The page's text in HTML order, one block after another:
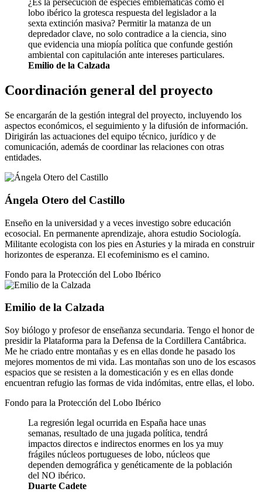
¿Es la persecución de especies emblemáticas como el
lobo ibérico la grotesca respuesta del legislador a la
sexta extinción masiva? Permitir la matanza de un
depredador clave, no solo contradice a la ciencia, sino
que evidencia una miopía política que confunde gestión
ambiental con capitulación ante intereses particulares.
Emilio de la Calzada
Coordinación general del proyecto
Se encargarán de la gestión integral del proyecto, incluyendo los
aspectos económicos, el seguimiento y la difusión de información.
Dirigirán las actuaciones del equipo técnico, jurídico y de
comunicación, además de coordinar las relaciones con otras
entidades.
Ángela Otero del Castillo
Enseño en la universidad y a veces investigo sobre educación
ecosocial. En permanente aprendizaje, ahora estudio Sociología.
Militante ecologista con los pies en Asturies y la mirada en construir
horizontes de esperanza. El ecofeminismo es el camino.
Fondo para la Protección del Lobo Ibérico
Emilio de la Calzada
Soy biólogo y profesor de enseñanza secundaria. Tengo el honor de
presidir la Plataforma para la Defensa de la Cordillera Cantábrica.
Me he criado entre montañas y es en ellas donde he pasado los
mejores momentos de mi vida. Las montañas son uno de los escasos
espacios que se resisten a la domesticación y es en ellas donde
encuentran refugio las formas de vida indómitas, entre ellas, el lobo.
Fondo para la Protección del Lobo Ibérico
La regresión legal ocurrida en España hace unas
semanas, resultado de una jugada política, tendrá
impactos directos e indirectos enormes en los ya muy
frágiles núcleos portugueses de lobo, núcleos que
dependen demográfica y genéticamente de la población
del NO ibérico.
Duarte Cadete